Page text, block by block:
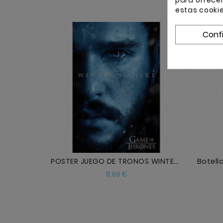
POSTER JUEGO DE TRONOS WINTER IS HERE JON
8,99 €Precio
AÑADIR
estas